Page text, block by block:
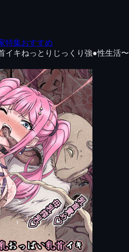
特集おすすめ
イキねっとりじっくり強●性生活〜